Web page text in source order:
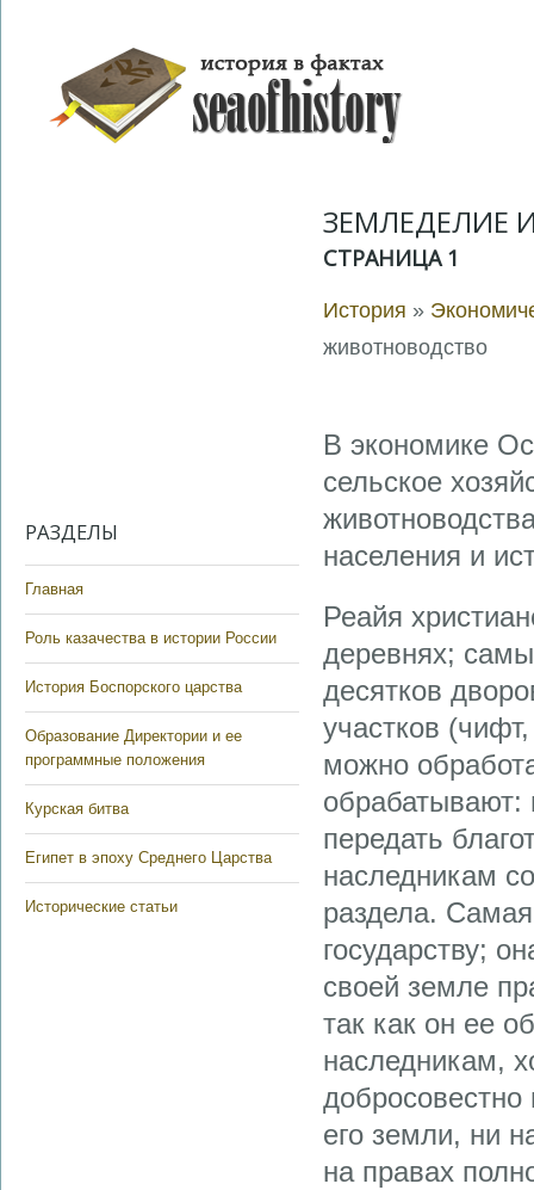
РАЗДЕЛЫ
Главная
Роль казачества в истории России
История Боспорского царства
Образование Директории и ее
программные положения
Курская битва
Египет в эпоху Среднего Царства
Исторические статьи
ЗЕМЛЕДЕЛИЕ
СТРАНИЦА 1
История »
животноводство
В экономике
сельское
населения и
Реайя
деревнях;
десятков
участков
можно
обрабатывают:
передать
наследникам
раздела.
государству;
своей земле
так как он ее
наследникам,
его земли, ни
на правах